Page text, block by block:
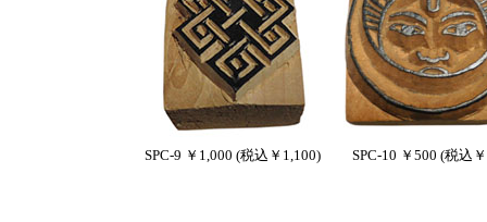
SPC-9 ￥1,000 (税込￥1,100) SPC-10 ￥500 (税込